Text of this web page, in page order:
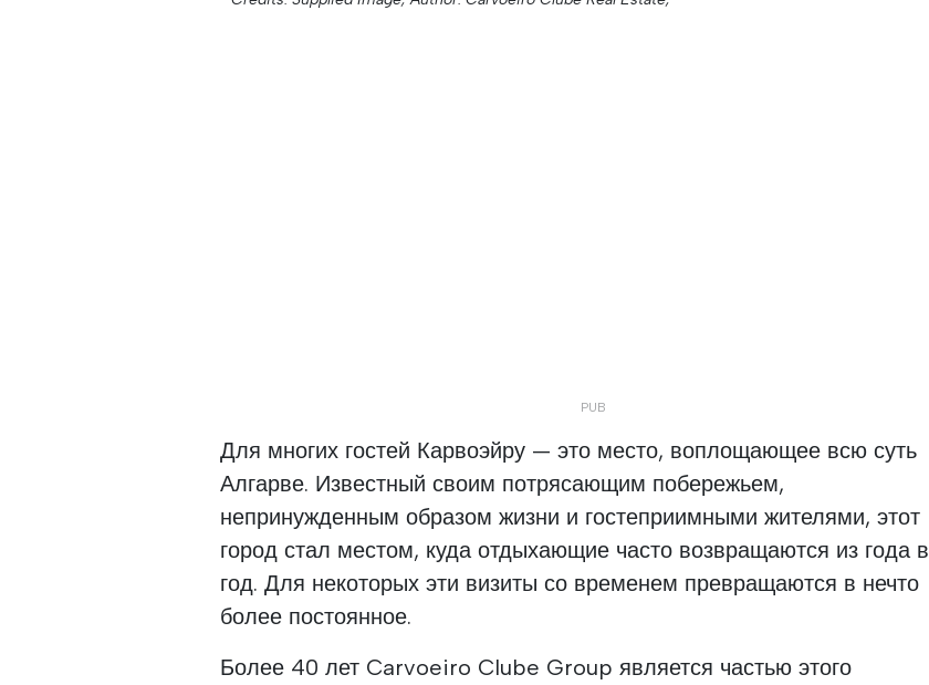
Для многих гостей Карвоэйру — это место, воплощающее всю суть
Алгарве. Известный своим потрясающим побережьем,
непринужденным образом жизни и гостеприимными жителями, этот
город стал местом, куда отдыхающие часто возвращаются из года в
год. Для некоторых эти визиты со временем превращаются в нечто
более постоянное.
Более 40 лет Carvoeiro Clube Group является частью этого